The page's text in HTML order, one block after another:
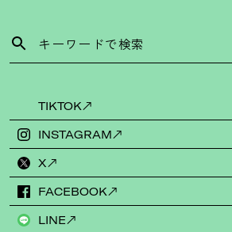
TIKTOK
INSTAGRAM
X
FACEBOOK
LINE